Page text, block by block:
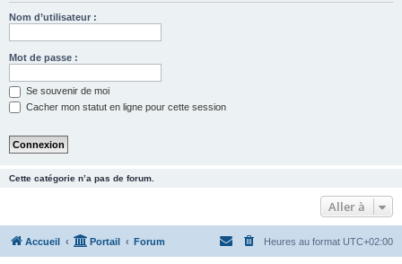
e
Nom d’utilisateur :
Mot de passe :
Se souvenir de moi
Cacher mon statut en ligne pour cette session
Cette catégorie n’a pas de forum.
Aller à
Accueil Portail Forum Heures au format UTC+02:00